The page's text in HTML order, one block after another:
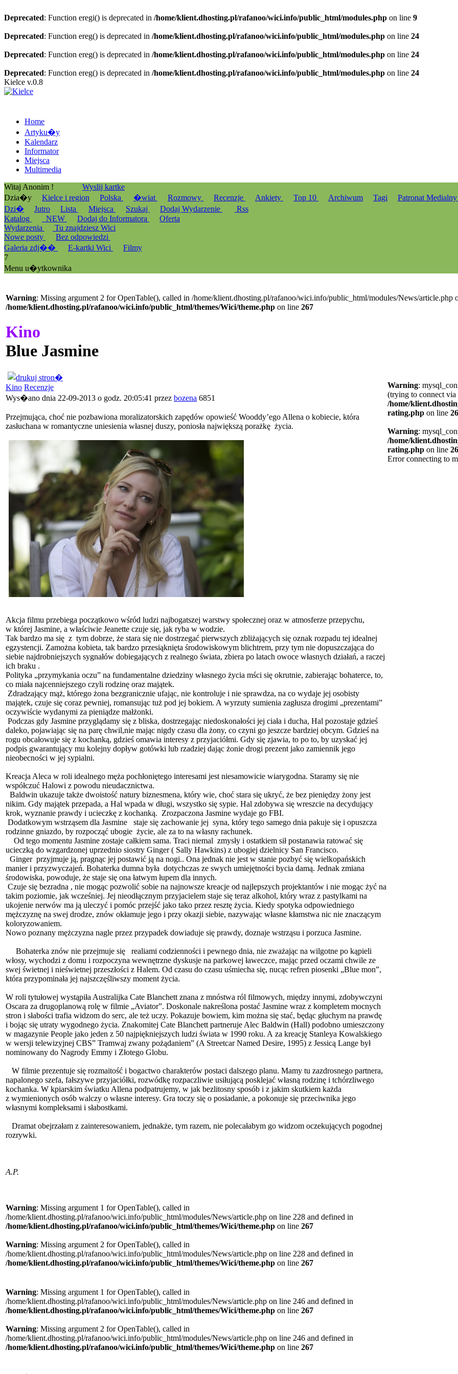
Deprecated: Function eregi() is deprecated in /home/klient.dhosting.pl/rafanoo/wici.info/public_html/modules.php on line 9
Deprecated: Function ereg() is deprecated in /home/klient.dhosting.pl/rafanoo/wici.info/public_html/modules.php on line 24
Deprecated: Function ereg() is deprecated in /home/klient.dhosting.pl/rafanoo/wici.info/public_html/modules.php on line 24
Deprecated: Function ereg() is deprecated in /home/klient.dhosting.pl/rafanoo/wici.info/public_html/modules.php on line 24
Kielce v.0.8
Home
Artyku�y
Kalendarz
Informator
Miejsca
Multimedia
Witaj Anonim !
Wyslij kartke
Dzia�y
Kielce i region Polska �wiat Rozmowy Recenzje Ankiety Top 10 Archiwum Tagi
Patronat
Dzi�
Jutro Lista Miejsca Szukaj Dodaj Wydarzenie
Rss
Katalog
_NEW Dodaj do Informatora
Oferta
Wydarzenia
Tu znajdziesz Wici
Nowe posty
Bez odpowiedzi
Galeria zdj��
E-kartki Wici
Filmy
7
Menu u�ytkownika
Warning: Missing argument 2 for OpenTable(), called in /home/klient.dhosting.pl/rafanoo/wici.info/public_html/modules/News/article.php
/home/klient.dhosting.pl/rafanoo/wici.info/public_html/themes/Wici/theme.php on line 267
Kino
Blue Jasmine
Kino Recenzje
Wys�ano dnia 22-09-2013 o godz. 20:05:41 przez bozena 6851
Przejmująca, choć nie pozbawiona moralizatorskich zapędów opowieść Wooddy’ego Allena o kobiecie, która
zasłuchana w romantyczne uniesienia własnej duszy, poniosła największą porażkę życia.
Akcja filmu przebiega początkowo wśród ludzi najbogatszej warstwy społecznej oraz w atmosferze przepychu,
w której Jasmine, a właściwie Jeanette czuje się, jak ryba w wodzie.
Tak bardzo ma się z tym dobrze, że stara się nie dostrzegać pierwszych zbliżających się oznak rozpadu tej idealnej
egzystencji. Zamożna kobieta, tak bardzo przesiąknięta środowiskowym blichtrem, przy tym nie dopuszczająca do
siebie najdrobniejszych sygnałów dobiegających z realnego świata, zbiera po latach owoce własnych działań, a raczej
ich braku .
Polityka „przymykania oczu” na fundamentalne dziedziny własnego życia mści się okrutnie, zabierając bohaterce, to,
co miała najcenniejszego czyli rodzinę oraz majątek.
Zdradzający mąż, którego żona bezgranicznie ufając, nie kontroluje i nie sprawdza, na co wydaje jej osobisty
majątek, czuje się coraz pewniej, romansując tuż pod jej bokiem. A wyrzuty sumienia zagłusza drogimi „prezentami”
oczywiście wydanymi za pieniądze małżonki.
Podczas gdy Jasmine przyglądamy się z bliska, dostrzegając niedoskonałości jej ciała i ducha, Hal pozostaje gdzieś
daleko, pojawiając się na parę chwil,nie mając nigdy czasu dla żony, co czyni go jeszcze bardziej obcym. Gdzieś na
rogu obcałowuje się z kochanką, gdzieś omawia interesy z przyjaciółmi. Gdy się zjawia, to po to, by uzyskać jej
podpis gwarantujący mu kolejny dopływ gotówki lub rzadziej dając żonie drogi prezent jako zamiennik jego
nieobecności w jej sypialni.
Kreacja Aleca w roli idealnego męża pochłoniętego interesami jest niesamowicie wiarygodna. Staramy się nie
współczuć Halowi z powodu nieudacznictwa.
Baldwin ukazuje także dwoistość natury biznesmena, który wie, choć stara się ukryć, że bez pieniędzy żony jest
nikim. Gdy majątek przepada, a Hal wpada w długi, wszystko się sypie. Hal zdobywa się wreszcie na decydujący
krok, wyznanie prawdy i ucieczkę z kochanką. Zrozpaczona Jasmine wydaje go FBI.
Dodatkowym wstrząsem dla Jasmine staje się zachowanie jej syna, który tego samego dnia pakuje się i opuszcza
rodzinne gniazdo, by rozpocząć ubogie życie, ale za to na własny rachunek.
Od tego momentu Jasmine zostaje całkiem sama. Traci niemal zmysły i ostatkiem sił postanawia ratować się
ucieczką do wzgardzonej uprzednio siostry Ginger ( Sally Hawkins) z ubogiej dzielnicy San Francisco.
Ginger przyjmuje ją, pragnąc jej postawić ją na nogi.. Ona jednak nie jest w stanie pozbyć się wielkopańskich
manier i przyzwyczajeń. Bohaterka dumna była dotychczas ze swych umiejętności bycia damą. Jednak zmiana
środowiska, powoduje, że staje się ona łatwym łupem dla innych.
Czuje się bezradna , nie mogąc pozwolić sobie na najnowsze kreacje od najlepszych projektantów i nie mogąc żyć na
takim poziomie, jak wcześniej. Jej nieodłącznym przyjacielem staje się teraz alkohol, który wraz z pastylkami na
ukojenie nerwów ma ją uleczyć i pomóc przejść jako tako przez resztę życia. Kiedy spotyka odpowiedniego
mężczyznę na swej drodze, znów okłamuje jego i przy okazji siebie, nazywając własne kłamstwa nic nie znaczącym
koloryzowaniem.
Nowo poznany mężczyzna nagle przez przypadek dowiaduje się prawdy, doznaje wstrząsu i porzuca Jasmine.
Bohaterka znów nie przejmuje się realiami codzienności i pewnego dnia, nie zważając na wilgotne po kąpieli
włosy, wychodzi z domu i rozpoczyna wewnętrzne dyskusje na parkowej ławeczce, mając przed oczami chwile ze
swej świetnej i nieświetnej przeszłości z Halem. Od czasu do czasu uśmiecha się, nucąc refren piosenki „Blue mon”,
która przypominała jej najszczęśliwszy moment życia.
W roli tytułowej wystąpiła Australijka Cate Blanchett znana z mnóstwa ról filmowych, między innymi, zdobywczyni
Oscara za drugoplanową rolę w filmie „Aviator”. Doskonale nakreślona postać Jasmine wraz z kompletem mocnych
stron i słabości trafia widzom do serc, ale też uczy. Pokazuje bowiem, kim można się stać, będąc głuchym na prawdę
i bojąc się utraty wygodnego życia. Znakomitej Cate Blanchett partneruje Alec Baldwin (Hall) podobno umieszczony
w magazynie People jako jeden z 50 najpiękniejszych ludzi świata w 1990 roku. A za kreację Stanleya Kowalskiego
w wersji telewizyjnej CBS” Tramwaj zwany pożądaniem” (A Streetcar Named Desire, 1995) z Jessicą Lange był
nominowany do Nagrody Emmy i Złotego Globu.
W filmie prezentuje się rozmaitość i bogactwo charakterów postaci dalszego planu. Mamy tu zazdrosnego partnera,
napalonego szefa, fałszywe przyjaciółki, rozwódkę rozpaczliwie usiłującą posklejać własną rodzinę i tchórzliwego
kochanka. W kpiarskim światku Allena podpatrujemy, w jak bezlitosny sposób i z jakim skutkiem każda
z wymienionych osób walczy o własne interesy. Gra toczy się o posiadanie, a pokonuje się przeciwnika jego
własnymi kompleksami i słabostkami.
Dramat obejrzałam z zainteresowaniem, jednakże, tym razem, nie polecałabym go widzom oczekujących pogodnej
rozrywki.
A.P.
Warning: Missing argument 1 for OpenTable(), called in
/home/klient.dhosting.pl/rafanoo/wici.info/public_html/modules/News/article.php on line 228 and defined in
/home/klient.dhosting.pl/rafanoo/wici.info/public_html/themes/Wici/theme.php on line 267
Warning: Missing argument 2 for OpenTable(), called in
/home/klient.dhosting.pl/rafanoo/wici.info/public_html/modules/News/article.php on line 228 and defined in
/home/klient.dhosting.pl/rafanoo/wici.info/public_html/themes/Wici/theme.php on line 267
Warning: Missing argument 1 for OpenTable(), called in
/home/klient.dhosting.pl/rafanoo/wici.info/public_html/modules/News/article.php on line 246 and defined in
/home/klient.dhosting.pl/rafanoo/wici.info/public_html/themes/Wici/theme.php on line 267
Warning: Missing argument 2 for OpenTable(), called in
/home/klient.dhosting.pl/rafanoo/wici.info/public_html/modules/News/article.php on line 246 and defined in
/home/klient.dhosting.pl/rafanoo/wici.info/public_html/themes/Wici/theme.php on line 267
Warning:
(trying to connect
/home/
rating.php on line 26
Warning:
/home/
rating.php on line 26
Error connecting to